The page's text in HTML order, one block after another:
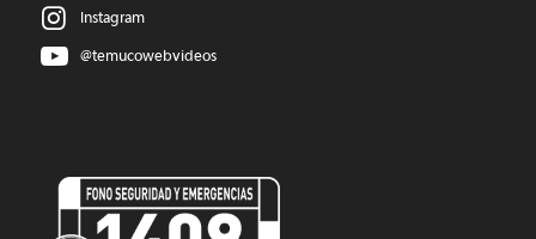
Instagram
@temucowebvideos